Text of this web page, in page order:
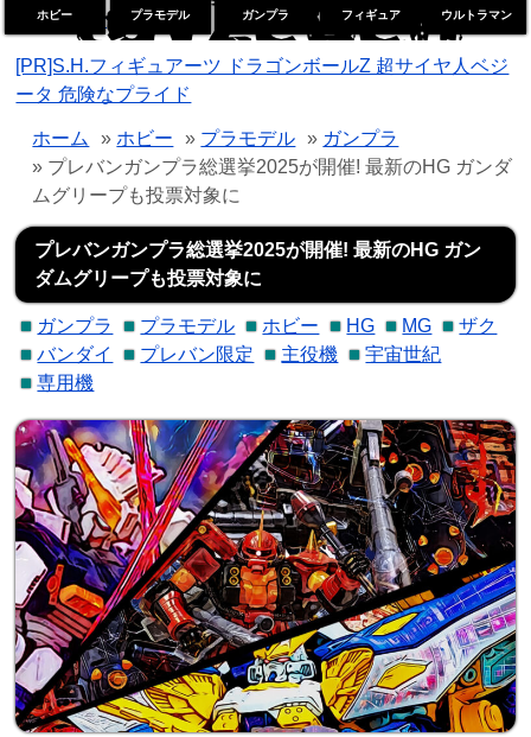
トイゼデン
ホビー プラモデル ガンプラ フィギュア ウルトラマン
[PR]S.H.フィギュアーツ ドラゴンボールZ 超サイヤ人ベジ
ータ 危険なプライド
ホーム »ホビー » プラモデル » ガンプラ
» プレバンガンプラ総選挙2025が開催! 最新のHG ガンダ
ムグリープも投票対象に
プレバンガンプラ総選挙2025が開催! 最新のHG ガン
ダムグリープも投票対象に
ガンプラ プラモデル ホビー HG MG
ザク
バンダイ
プレバン限定 主役機
宇宙世紀
専用機